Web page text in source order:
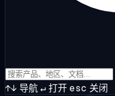
↑↓ 导航↵打开esc 关闭